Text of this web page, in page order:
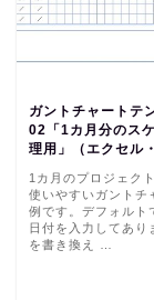
ガントチャートテ
02「1カ月分のス
理用」（エクセル
1カ月のプロジェク
使いやすいガントチ
例です。デフォルト
日付を入力してあり
を書き換え …